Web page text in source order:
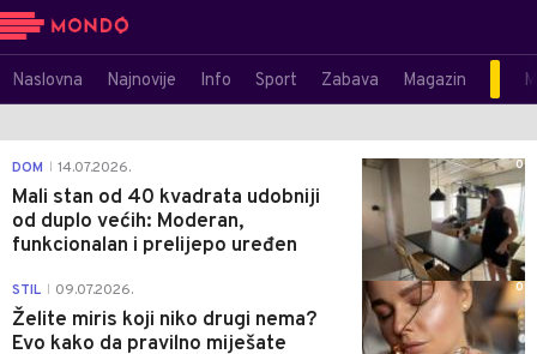
Naslovna Najnovije Info Sport Zabava Magazin
DOM 14.07.2026.
Mali stan od 40 kvadrata udobniji
od duplo većih: Moderan,
funkcionalan i prelijepo uređen
0
STIL 09.07.2026.
Želite miris koji niko drugi nema?
Evo kako da pravilno miješate
0